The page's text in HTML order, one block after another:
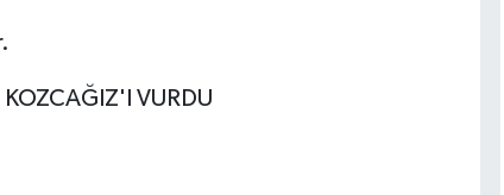
VURDU